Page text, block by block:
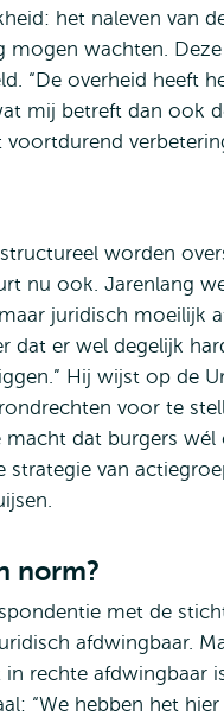
het naleven van
mogen wachten.
“De overheid heeft
mij betreft dan ook
worden
nu ook. Jarenlang
juridisch moeilijk
dat er wel degelijk
Hij wijst op de
voor te
dat burgers
van
norm?
met de
afdwingbaar.
rechte afdwingbaar
“We hebben het